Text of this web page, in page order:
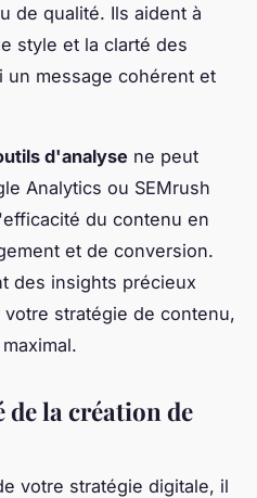
de qualité. Ils aident à
style et la clarté des
un message cohérent et
d'analyse ne peut
Analytics ou SEMrush
du contenu en
et de conversion.
des insights précieux
stratégie de contenu,
la création de
votre stratégie digitale, il